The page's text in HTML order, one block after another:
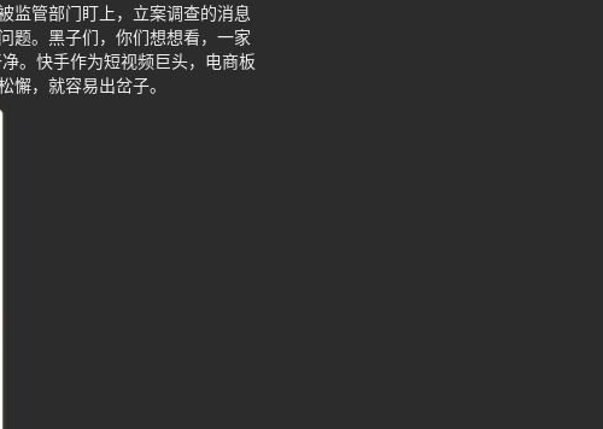
监管部门盯上，立案调查的消息
题。黑子们，你们想想看，一家
。快手作为短视频巨头，电商板
懈，就容易出岔子。